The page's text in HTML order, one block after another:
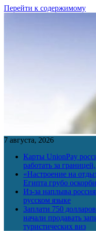
Перейти к содержимому
7 августа, 2026
Карты UnionPay
работать за
«Настроение на
Египта грубо
Из-за наплыва
русском языке
Заплати 750
начали продавать
туристических виз